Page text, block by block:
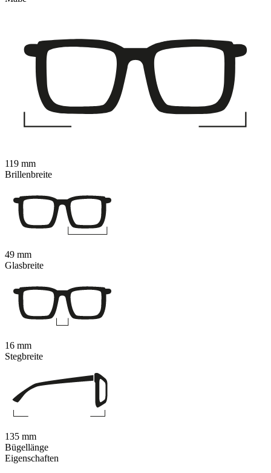
Eigenschaften
119 mm
Brillenbreite
49 mm
Glasbreite
16 mm
Stegbreite
135 mm
Bügellänge